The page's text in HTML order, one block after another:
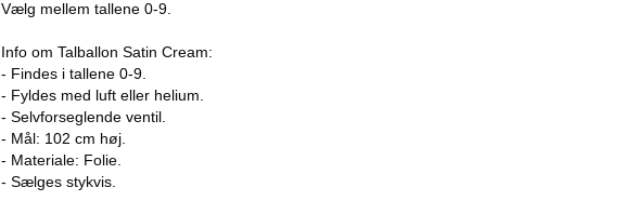
Vælg mellem tallene 0-9.
Info om Talballon Satin Cream:
- Findes i tallene 0-9.
- Fyldes med luft eller helium.
- Selvforseglende ventil.
- Mål: 102 cm høj.
- Materiale: Folie.
- Sælges stykvis.